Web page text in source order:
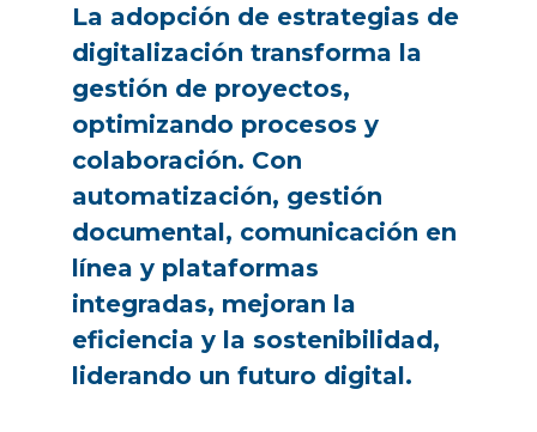
La adopción de estrategias de
digitalización transforma la
gestión de proyectos,
optimizando procesos y
colaboración. Con
automatización, gestión
documental, comunicación en
línea y plataformas
integradas, mejoran la
eficiencia y la sostenibilidad,
liderando un futuro digital.